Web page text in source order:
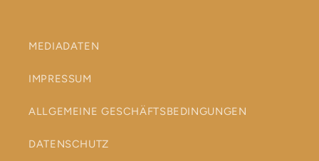
MEDIADATEN
IMPRESSUM
ALLGEMEINE GESCHÄFTSBEDINGUNGEN
DATENSCHUTZ